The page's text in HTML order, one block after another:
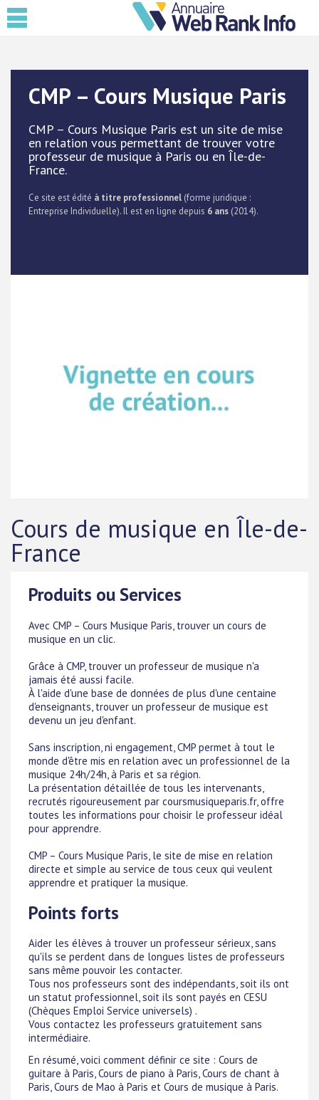
CMP – Cours Musique Paris
CMP – Cours Musique Paris est un site de mise
en relation vous permettant de trouver votre
professeur de musique à Paris ou en Île-de-
France.
Ce site est édité à titre professionnel (forme juridique :
Entreprise Individuelle). Il est en ligne depuis 6 ans (2014).
Cours de musique en Île-de-
France
Produits ou Services
Avec CMP – Cours Musique Paris, trouver un cours de
musique en un clic.
Grâce à CMP, trouver un professeur de musique n'a
jamais été aussi facile.
À l'aide d'une base de données de plus d'une centaine
d'enseignants, trouver un professeur de musique est
devenu un jeu d'enfant.
Sans inscription, ni engagement, CMP permet à tout le
monde d'être mis en relation avec un professionnel de la
musique 24h/24h, à Paris et sa région.
La présentation détaillée de tous les intervenants,
recrutés rigoureusement par coursmusiqueparis.fr, offre
toutes les informations pour choisir le professeur idéal
pour apprendre.
CMP – Cours Musique Paris, le site de mise en relation
directe et simple au service de tous ceux qui veulent
apprendre et pratiquer la musique.
Points forts
Aider les élèves à trouver un professeur sérieux, sans
qu'ils se perdent dans de longues listes de professeurs
sans même pouvoir les contacter.
Tous nos professeurs sont des indépendants, soit ils ont
un statut professionnel, soit ils sont payés en CESU
(Chèques Emploi Service universels) .
Vous contactez les professeurs gratuitement sans
intermédiaire.
En résumé, voici comment définir ce site : Cours de
guitare à Paris, Cours de piano à Paris, Cours de chant à
Paris, Cours de Mao à Paris et Cours de musique à Paris.